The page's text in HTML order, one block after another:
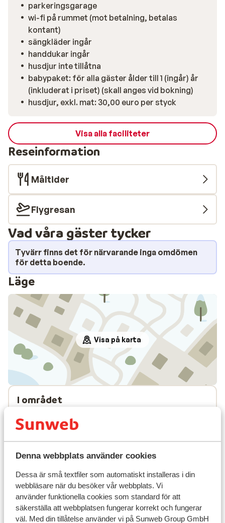
Denna webbplats använder cookies
Dessa är små textfiler som automatiskt installeras i din
webbläsare när du besöker vår webbplats. Vi
använder funktionella cookies som standard för att
säkerställa att webbplatsen fungerar korrekt och fungerar
väl. Med din tillåtelse använder vi på Sunweb Group GmbH
parkeringsgarage
wi-fi på rummet (mot betalning, betalas
kontant)
sängkläder ingår
handdukar ingår
husdjur inte tillåtna
babypaket: för alla gäster ålder till 1 (ingår) år
(inkluderat i priset) (skall anges vid bokning)
husdjur, exkl. mat: 30,00 euro per styck
Visa alla faciliteter
Reseinformation
Måltider
Flygresan
Vad våra gäster tycker
Tyvärr finns det för närvarande inga omdömen
för detta boende.
Läge
Visa på karta
I området
Liftkort/Utrustning/Skidskola
Liftkort
Skidskola